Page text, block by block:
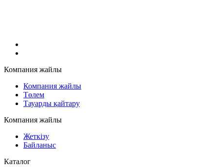
Компания жайлы
Компания жайлы
Төлем
Тауарды қайтару
Компания жайлы
Жеткізу
Байланыс
Каталог